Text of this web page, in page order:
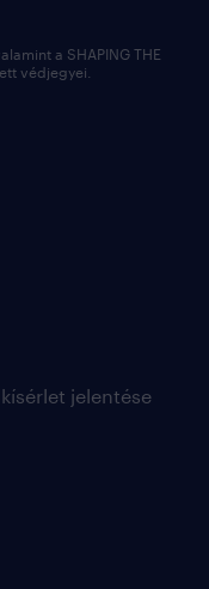
jelentése
a SHAPING THE
védjegyei.